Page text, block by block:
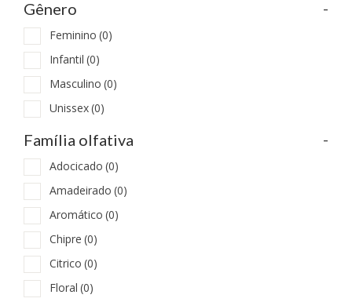
Gênero -
Feminino (0)
Infantil (0)
Masculino (0)
Unissex(0)
Família olfativa -
Adocicado (0)
Amadeirado (0)
Aromático (0)
Chipre (0)
Citrico (0)
Floral (0)